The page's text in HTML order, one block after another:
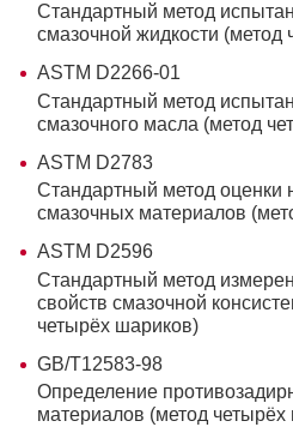
Стандартный метод
смазочной жидкости (метод
ASTM D2266-01
Стандартный метод
смазочного масла (метод
ASTM D2783
Стандартный метод оценки
смазочных материалов
ASTM D2596
Стандартный метод
свойств смазочной
четырёх шариков)
GB/T12583-98
Определение
материалов (метод